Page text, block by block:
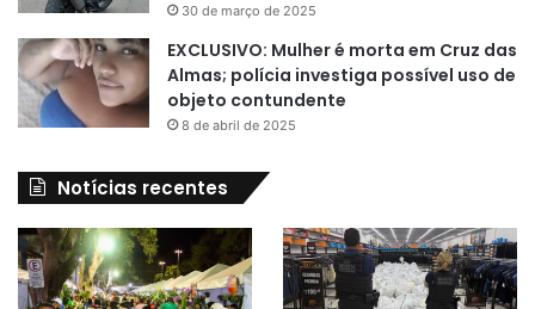
30 de março de 2025
EXCLUSIVO: Mulher é morta em Cruz das
Almas; polícia investiga possível uso de
objeto contundente
8 de abril de 2025
Notícias recentes